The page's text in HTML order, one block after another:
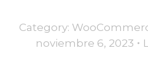
Category:
noviembre 6, 2023